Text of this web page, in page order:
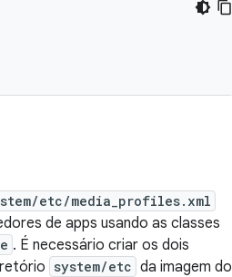
etc/media_profiles.xml
de apps usando as classes
. É necessário criar os dois
system/etc da imagem do